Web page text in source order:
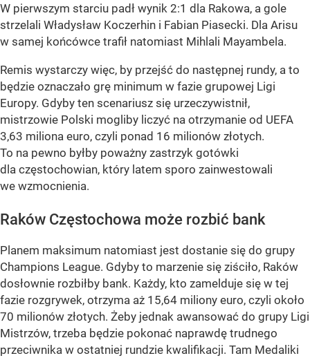
W pierwszym starciu padł wynik 2:1 dla Rakowa, a gole
strzelali Władysław Koczerhin i Fabian Piasecki. Dla Arisu
w samej końcówce trafił natomiast Mihlali Mayambela.
Remis wystarczy więc, by przejść do następnej rundy, a to
będzie oznaczało grę minimum w fazie grupowej Ligi
Europy. Gdyby ten scenariusz się urzeczywistnił,
mistrzowie Polski mogliby liczyć na otrzymanie od UEFA
3,63 miliona euro, czyli ponad 16 milionów złotych.
To na pewno byłby poważny zastrzyk gotówki
dla częstochowian, który latem sporo zainwestowali
we wzmocnienia.
Raków Częstochowa może rozbić bank
Planem maksimum natomiast jest dostanie się do grupy
Champions League. Gdyby to marzenie się ziściło, Raków
dosłownie rozbiłby bank. Każdy, kto zamelduje się w tej
fazie rozgrywek, otrzyma aż 15,64 miliony euro, czyli około
70 milionów złotych. Żeby jednak awansować do grupy Ligi
Mistrzów, trzeba będzie pokonać naprawdę trudnego
przeciwnika w ostatniej rundzie kwalifikacji. Tam Medaliki